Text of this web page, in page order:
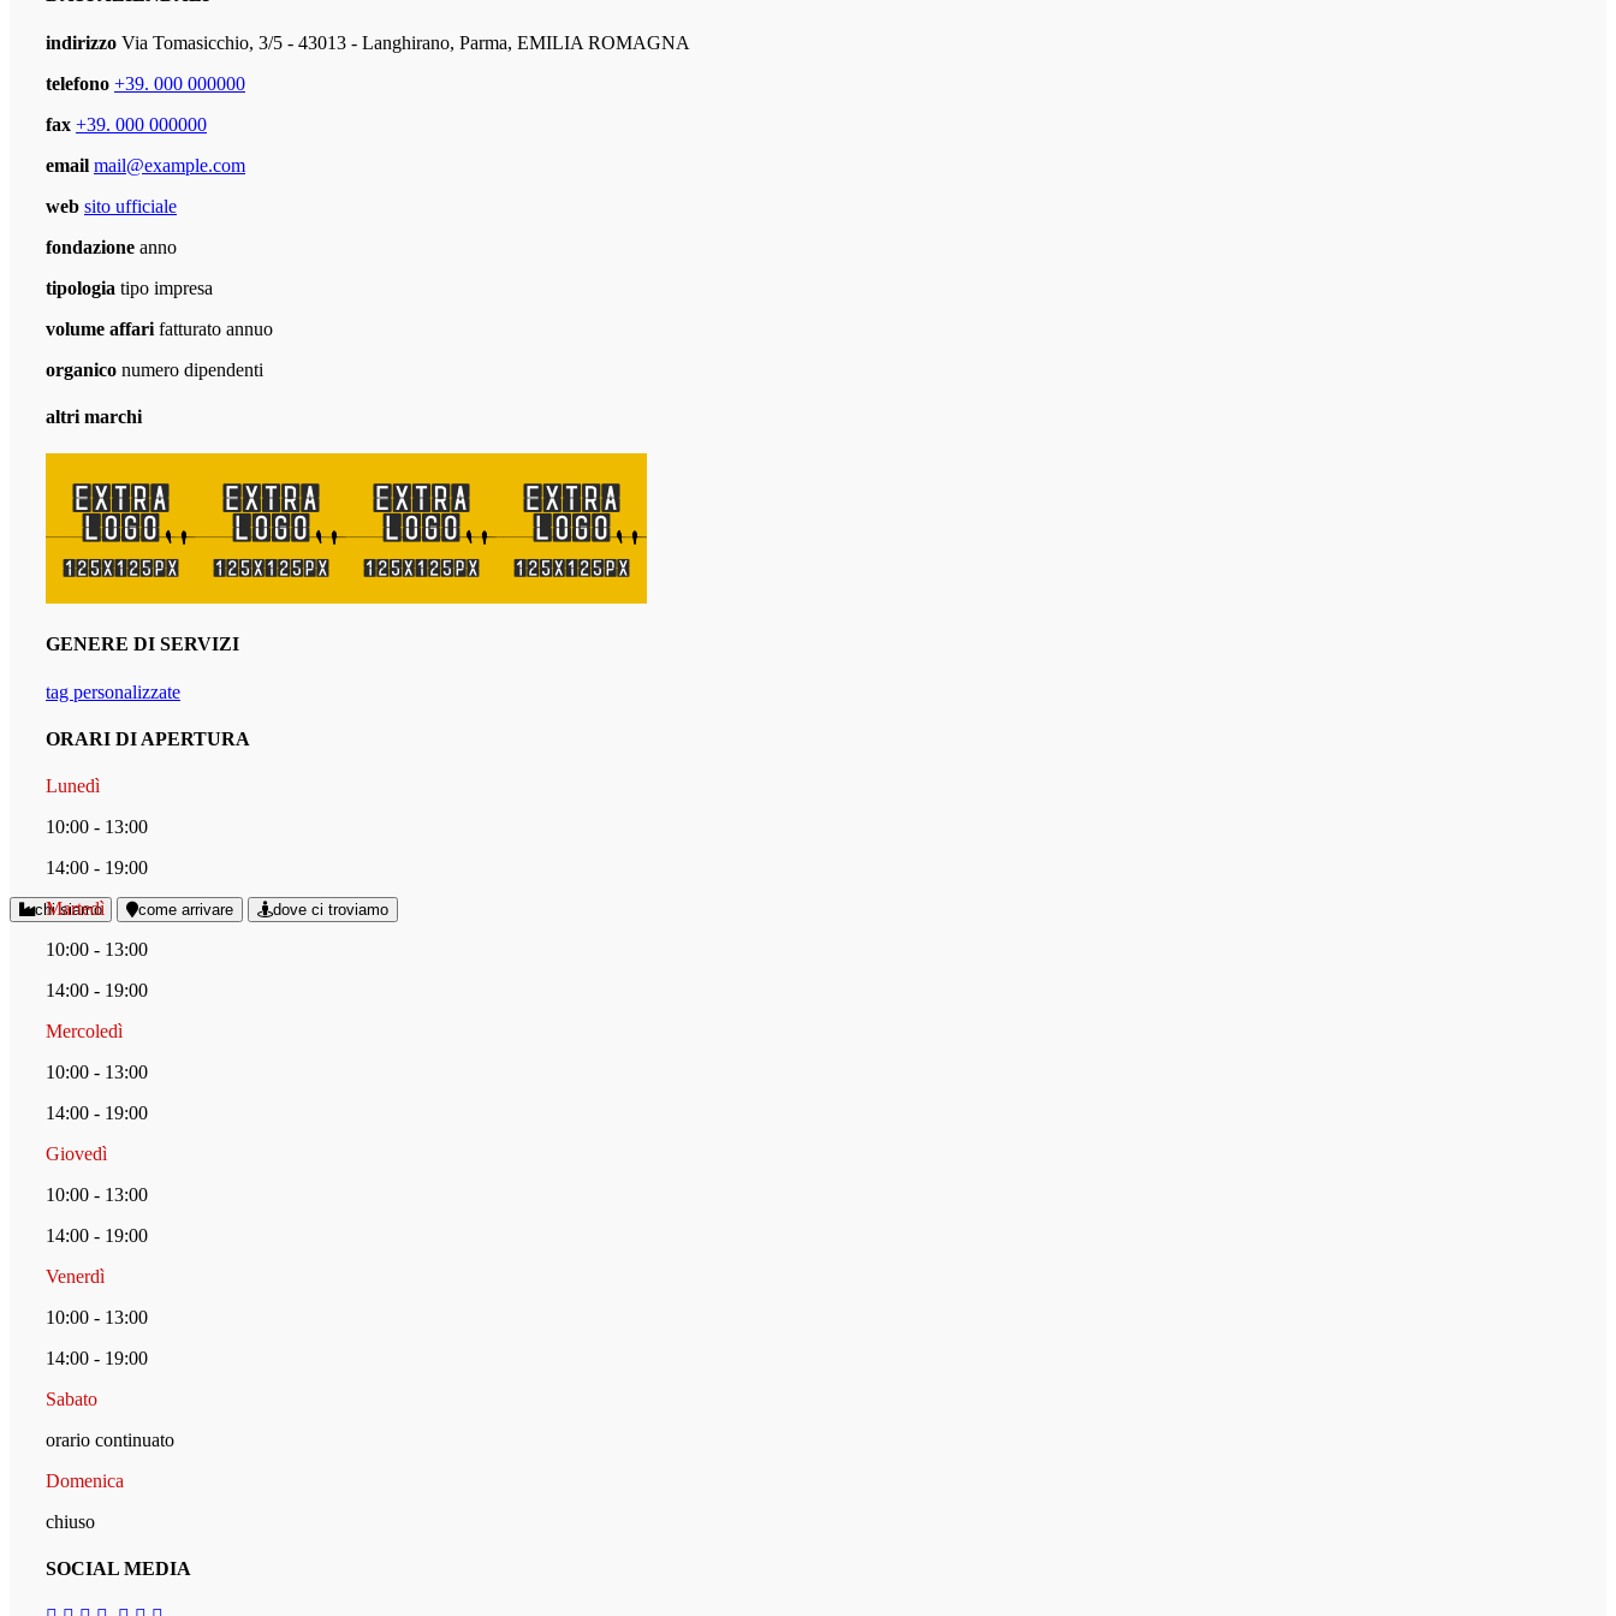
chi siamo come arrivare dove ci troviamo
indirizzo Via Tomasicchio, 3/5 - 43013 - Langhirano, Parma, EMILIA ROMAGNA
telefono +39. 000 000000
fax +39. 000 000000
email mail@example.com
web sito ufficiale
fondazione anno
tipologia tipo impresa
volume affari fatturato annuo
organico numero dipendenti
altri marchi
GENERE DI SERVIZI
tag personalizzate
ORARI DI APERTURA
Lunedì
10:00 - 13:00
14:00 - 19:00
Martedì
10:00 - 13:00
14:00 - 19:00
Mercoledì
10:00 - 13:00
14:00 - 19:00
Giovedì
10:00 - 13:00
14:00 - 19:00
Venerdì
10:00 - 13:00
14:00 - 19:00
Sabato
orario continuato
Domenica
chiuso
SOCIAL MEDIA